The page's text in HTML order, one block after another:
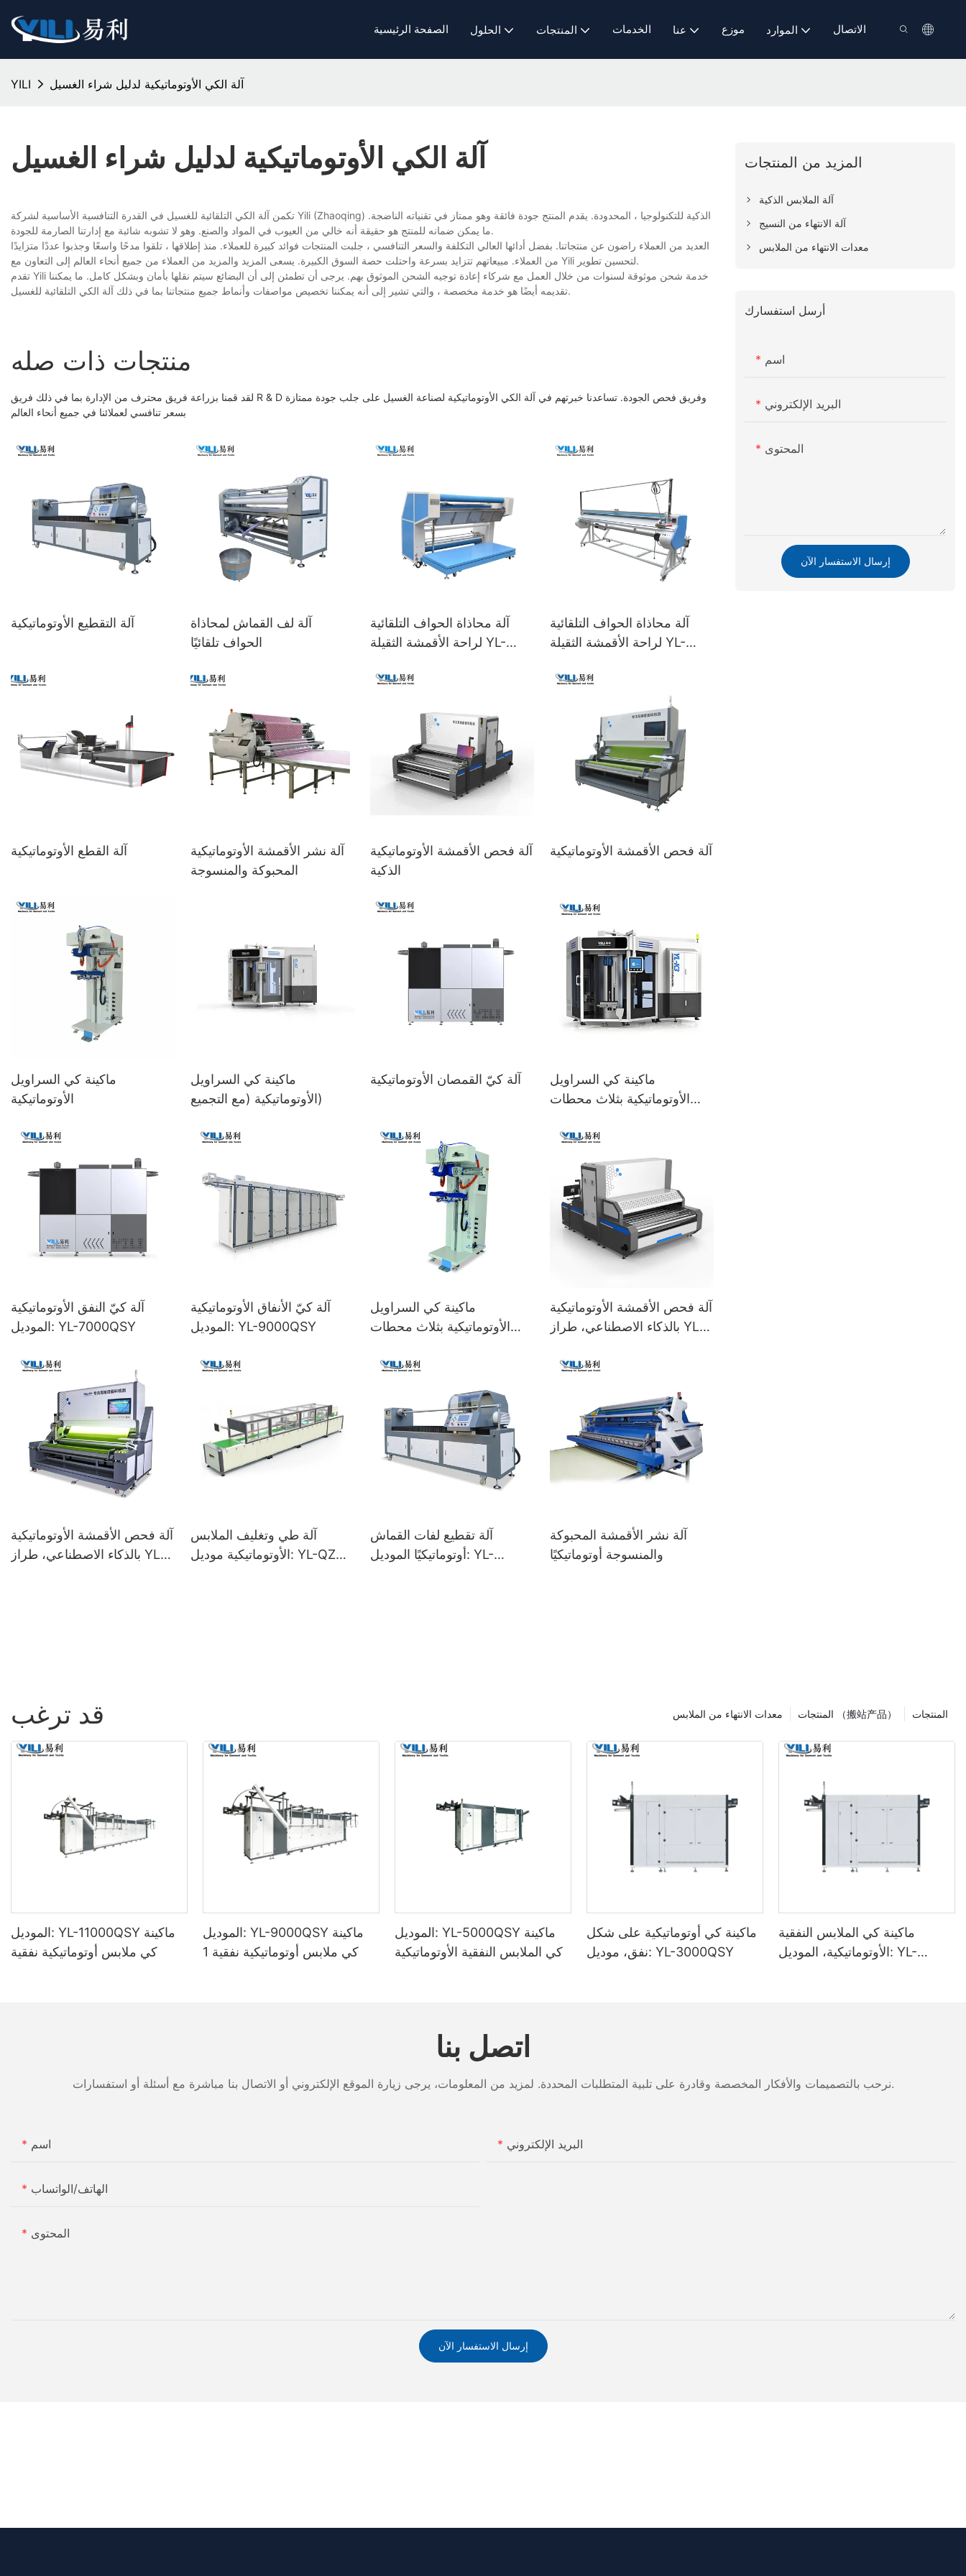
الصفحة الرئيسية الحلول المنتجات الخدمات عنا موزع الموارد الاتصال
YILI آلة الكي الأوتوماتيكية لدليل شراء الغسيل
آلة الكي الأوتوماتيكية لدليل شراء الغسيل
تكمن آلة الكي التلقائية للغسيل في القدرة التنافسية الأساسية لشركة Yili (Zhaoqing) الذكية للتكنولوجيا ، المحدودة. يقدم المنتج جودة فائقة وهو ممتاز في تقنياته الناضجة.
ما يمكن ضمانه للمنتج هو حقيقة أنه خالي من العيوب في المواد والصنع. وهو لا تشوبه شائبة مع إدارتنا الصارمة للجودة.
العديد من العملاء راضون عن منتجاتنا. بفضل أدائها العالي التكلفة والسعر التنافسي ، جلبت المنتجات فوائد كبيرة للعملاء. منذ إطلاقها ، تلقوا مدحًا واسعًا وجذبوا عددًا متزايدًا
من العملاء. مبيعاتهم تتزايد بسرعة واحتلت حصة السوق الكبيرة. يسعى المزيد والمزيد من العملاء من جميع أنحاء العالم إلى التعاون مع Yili لتحسين تطوير.
تقدم Yili خدمة شحن موثوقة لسنوات من خلال العمل مع شركاء إعادة توجيه الشحن الموثوق بهم. يرجى أن تطمئن إلى أن البضائع سيتم نقلها بأمان وبشكل كامل. ما يمكننا
تقديمه أيضًا هو خدمة مخصصة ، والتي تشير إلى أنه يمكننا تخصيص مواصفات وأنماط جميع منتجاتنا بما في ذلك آلة الكي التلقائية للغسيل.
منتجات ذات صله
لقد قمنا بزراعة فريق محترف من الإدارة بما في ذلك فريق R & D وفريق فحص الجودة. تساعدنا خبرتهم في آلة الكي الأوتوماتيكية لصناعة الغسيل على جلب جودة ممتازة
بسعر تنافسي لعملائنا في جميع أنحاء العالم
آلة التقطيع الأوتوماتيكية
آلة لف القماش لمحاذاة
الحواف تلقائيًا
آلة محاذاة الحواف التلقائية
لراحة الأقمشة الثقيلة YL-
آلة محاذاة الحواف التلقائية
لراحة الأقمشة الثقيلة YL-
آلة القطع الأوتوماتيكية
آلة نشر الأقمشة الأوتوماتيكية
المحبوكة والمنسوجة
آلة فحص الأقمشة الأوتوماتيكية
الذكية
آلة فحص الأقمشة الأوتوماتيكية
ماكينة كي السراويل
الأوتوماتيكية
ماكينة كي السراويل
الأوتوماتيكية (مع التجميع)
آلة كيّ القمصان الأوتوماتيكية
ماكينة كي السراويل
الأوتوماتيكية بثلاث محطات
آلة كيّ النفق الأوتوماتيكية
الموديل: YL-7000QSY
آلة كيّ الأنفاق الأوتوماتيكية
الموديل: YL-9000QSY
ماكينة كي السراويل
الأوتوماتيكية بثلاث محطات
آلة فحص الأقمشة الأوتوماتيكية
بالذكاء الاصطناعي، طراز YL-
آلة فحص الأقمشة الأوتوماتيكية
بالذكاء الاصطناعي، طراز YL-
آلة طي وتغليف الملابس
الأوتوماتيكية موديل: YL-QZB-
آلة تقطيع لفات القماش
أوتوماتيكيًا الموديل: YL-
آلة نشر الأقمشة المحبوكة
والمنسوجة أوتوماتيكيًا
المزيد من المنتجات
آلة الملابس الذكية
آلة الانتهاء من النسيج
معدات الانتهاء من الملابس
أرسل استفسارك
اسم
البريد الإلكتروني
المحتوى
إرسال الاستفسار الآن
قد ترغب المنتجات المنتجات （搬站产品） معدات الانتهاء من الملابس
الموديل: YL-11000QSY ماكينة
كي ملابس أوتوماتيكية نفقية
الموديل: YL-9000QSY ماكينة
كي ملابس أوتوماتيكية نفقية 1
الموديل: YL-5000QSY ماكينة
كي الملابس النفقية الأوتوماتيكية
ماكينة كي أوتوماتيكية على شكل
نفق، موديل: YL-3000QSY
ماكينة كي الملابس النفقية
الأوتوماتيكية، الموديل: YL-
اتصل بنا
نرحب بالتصميمات والأفكار المخصصة وقادرة على تلبية المتطلبات المحددة. لمزيد من المعلومات، يرجى زيارة الموقع الإلكتروني أو الاتصال بنا مباشرة مع أسئلة أو استفسارات.
اسم البريد الإلكتروني
الهاتف/الواتساب
المحتوى
إرسال الاستفسار الآن